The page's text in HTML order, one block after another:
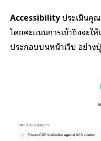
Accessibilityประเมินคุณ
โดยคะแนนการเข้าถึงจะใ
ประกอบบนหน้าเว็บ อย่าง